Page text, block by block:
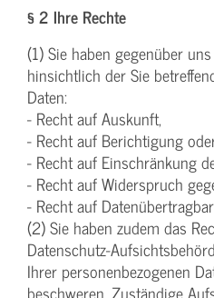
§ 2 Ihre Rechte
(1) Sie haben gegenüber
hinsichtlich der Sie
Daten:
- Recht auf Auskunft,
- Recht auf Berichtigung
- Recht auf Einschränkung
- Recht auf Widerspruch
- Recht auf
(2) Sie haben zudem das
Datenschutz-
Ihrer personenbezogenen